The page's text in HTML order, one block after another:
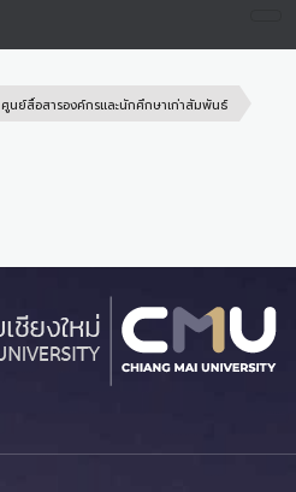
ศูนย์สื่อสารองค์กรและนักศึกษาเก่าสัมพันธ์